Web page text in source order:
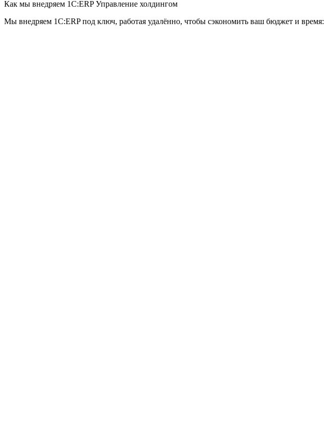
Как мы внедряем 1С:ERP Управление холдингом
Мы внедряем 1С:ERP под ключ, работая удалённо, чтобы сэкономить ваш бюджет и время: